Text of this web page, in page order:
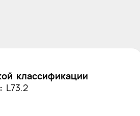
классификации
L73.2